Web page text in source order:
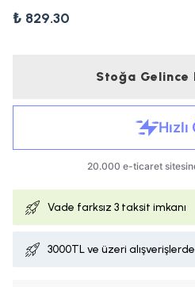
₺ 829.30
Stoğa Gelince
Vade farksız 3 taksit imkanı
3000TL ve üzeri